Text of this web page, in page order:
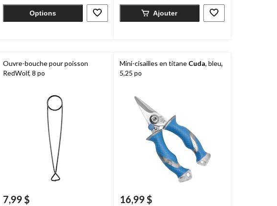
Options Ajouter
Ouvre-bouche pour poisson
RedWolf, 8 po
7,99 $
Mini-cisailles en titane Cuda, bleu,
5,25 po
16,99 $